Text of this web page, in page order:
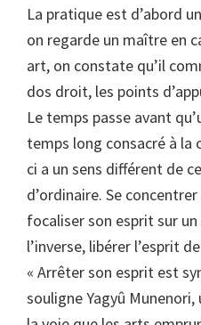
La pratique est d’abord
on regarde un maître en
art, on constate qu’il
dos droit, les points
Le temps passe avant
temps long consacré à la
ci a un sens différent de
d’ordinaire. Se
focaliser son esprit sur
l’inverse, libérer l’esprit
« Arrêter son esprit est
souligne Yagyû